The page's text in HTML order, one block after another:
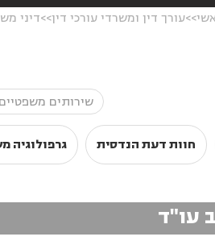
עורך דין ומשרדי עורכי דין דיני
חוות דעת הנדסית גרפולוגיה
עו"ד